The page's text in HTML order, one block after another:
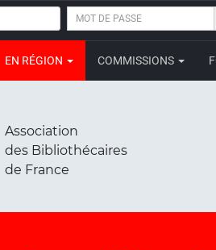
MOT
PASSE
EN RÉGION COMMISSIONS
Association
des Bibliothécaires
de France